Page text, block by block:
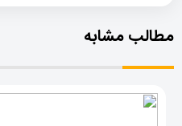
مطالب مشابه